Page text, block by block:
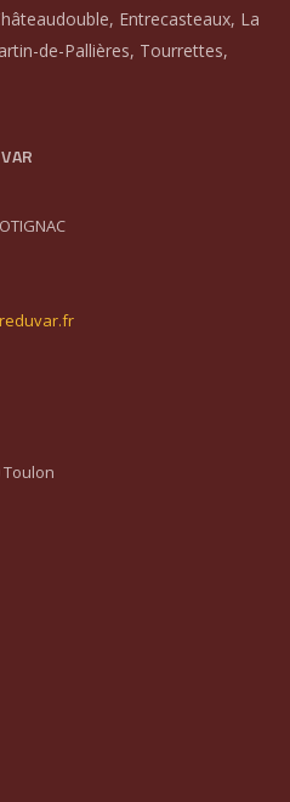
Entrecasteaux, La
de-Pallières, Tourrettes,
Toulon